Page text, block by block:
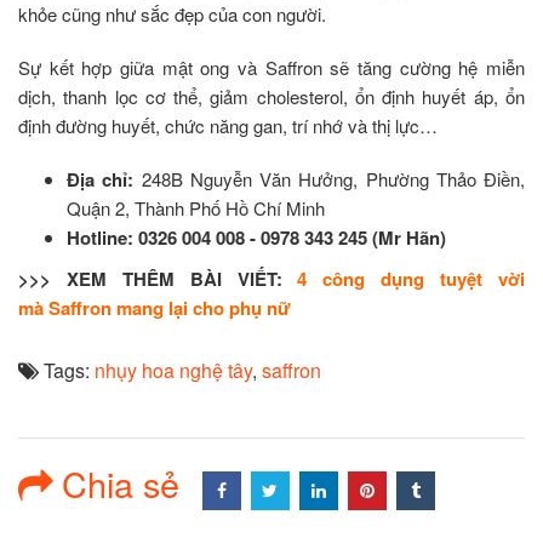
khỏe cũng như sắc đẹp của con người.
Sự kết hợp giữa mật ong và Saffron sẽ tăng cường hệ miễn
dịch, thanh lọc cơ thể, giảm cholesterol, ổn định huyết áp, ổn
định đường huyết, chức năng gan, trí nhớ và thị lực…
Địa chỉ: 248B Nguyễn Văn Hưởng, Phường Thảo Điền,
Quận 2, Thành Phố Hồ Chí Minh
Hotline: 0326 004 008 - 0978 343 245 (Mr Hãn)
>>> XEM THÊM BÀI VIẾT:4 công dụng tuyệt vời
mà Saffron mang lại cho phụ nữ
Tags: nhụy hoa nghệ tây, saffron
Chia sẻ